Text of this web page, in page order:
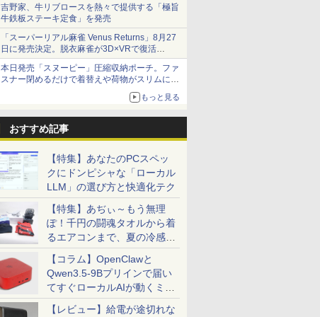
吉野家、牛リブロースを熱々で提供する「極旨
牛鉄板ステーキ定食」を発売
「スーパーリアル麻雀 Venus Returns」8月27
日に発売決定。脱衣麻雀が3D×VRで復活
発売から2週間は20%オフになるセールが実施
本日発売「スヌーピー」圧縮収納ポーチ。ファ
スナー閉めるだけで着替えや荷物がスリムにま
もっと見る
おすすめ記事
【特集】あなたのPCスペッ
クにドンピシャな「ローカル
LLM」の選び方と快適化テク
【特集】あぢぃ～もう無理
ぽ！千円の闘魂タオルから着
るエアコンまで、夏の冷感グ
ッズ一挙紹介
【コラム】OpenClawと
Qwen3.5-9Bプリインで届い
てすぐローカルAIが動くミニ
PC「SER9 Pro」
【レビュー】給電が途切れな